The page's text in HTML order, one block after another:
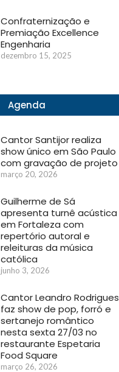
Confraternização e
Premiação Excellence
Engenharia
dezembro 15, 2025
Agenda
Cantor Santijor realiza
show único em São Paulo
com gravação de projeto
março 20, 2026
Guilherme de Sá
apresenta turnê acústica
em Fortaleza com
repertório autoral e
releituras da música
católica
junho 3, 2026
Cantor Leandro Rodrigues
faz show de pop, forró e
sertanejo romântico
nesta sexta 27/03 no
restaurante Espetaria
Food Square
março 26, 2026